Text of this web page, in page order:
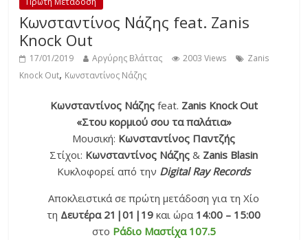
Κωνσταντίνος Νάζης feat. Zanis
Knock Out
17/01/2019 Αργύρης Βλάττας 2003 Views
Zanis
Knock Out, Κωνσταντίνος Νάζης
Κωνσταντίνος Νάζηςfeat. Zanis Knock Out
«Στου κορμιού σου τα παλάτια»
Μουσική: Κωνσταντίνος Παντζής
Στίχοι: Κωνσταντίνος Νάζης & Zanis Blasin
Κυκλοφορεί από την Digital Ray Records
Αποκλειστικά σε πρώτη μετάδοση για τη Χίο
τη Δευτέρα 21|01|19 και ώρα 14:00 – 15:00
στο Ράδιο Μαστίχα 107.5